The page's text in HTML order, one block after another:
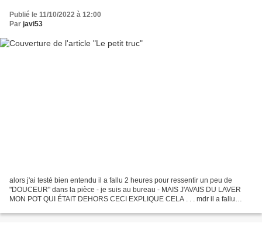
Publié le 11/10/2022 à 12:00
Par javi53
alors j'ai testé bien entendu il a fallu 2 heures pour ressentir un peu de
"DOUCEUR" dans la pièce - je suis au bureau - MAIS J'AVAIS DU LAVER
MON POT QUI ÉTAIT DEHORS CECI EXPLIQUE CELA . . . mdr il a fallu